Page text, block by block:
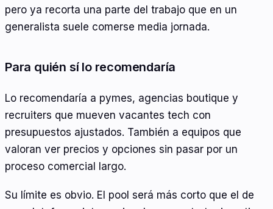
pero ya recorta una parte del trabajo que en un
generalista suele comerse media jornada.
Para quién sí lo recomendaría
Lo recomendaría a pymes, agencias boutique y
recruiters que mueven vacantes tech con
presupuestos ajustados. También a equipos que
valoran ver precios y opciones sin pasar por un
proceso comercial largo.
Su límite es obvio. El pool será más corto que el de